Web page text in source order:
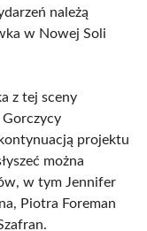
należą
w Nowej Soli
z tej sceny
Gorczycy
projektu
można
w tym Jennifer
Piotra Foreman